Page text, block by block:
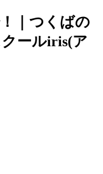
｜つくばの
ールiris(ア